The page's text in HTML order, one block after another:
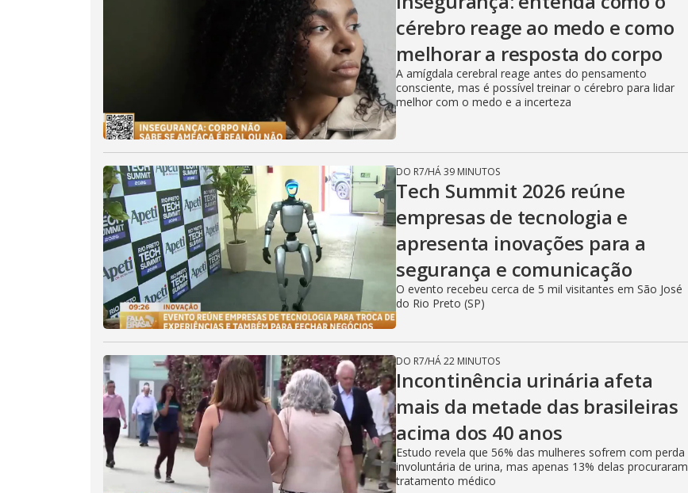
cérebro reage ao medo e como
melhorar a resposta do corpo
A amígdala cerebral reage antes do pensamento
consciente, mas é possível treinar o cérebro para lidar
melhor com o medo e a incerteza
DO R7/HÁ 39 MINUTOS
Tech Summit 2026 reúne
empresas de tecnologia e
apresenta inovações para a
segurança e comunicação
O evento recebeu cerca de 5 mil visitantes em São José
do Rio Preto (SP)
DO R7/HÁ 22 MINUTOS
Incontinência urinária afeta
mais da metade das brasileiras
acima dos 40 anos
Estudo revela que 56% das mulheres sofrem com perda
involuntária de urina, mas apenas 13% delas procuraram
tratamento médico